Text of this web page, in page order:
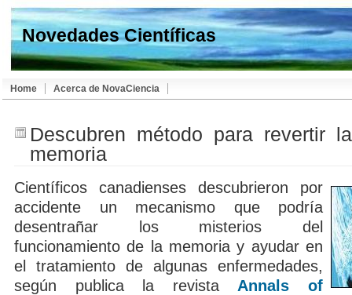
Novedades Científicas
Home Acerca de NovaCiencia
Descubren método para revertir
memoria
Científicos canadienses descubrieron por
accidente un mecanismo que podría
desentrañar los misterios del
funcionamiento de la memoria y ayudar en
el tratamiento de algunas enfermedades,
según publica la revista Annals of